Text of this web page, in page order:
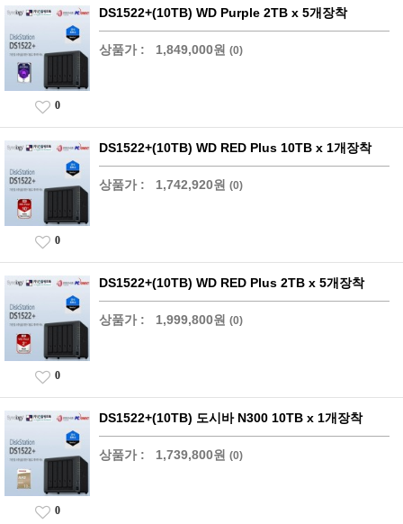
DS1522+(10TB) WD Purple 2TB x 5개장착
상품가 : 1,849,000원 (0)
0
DS1522+(10TB) WD RED Plus 10TB x 1개장착
상품가 : 1,742,920원 (0)
0
DS1522+(10TB) WD RED Plus 2TB x 5개장착
상품가 : 1,999,800원 (0)
0
DS1522+(10TB) 도시바 N300 10TB x 1개장착
상품가 : 1,739,800원 (0)
0